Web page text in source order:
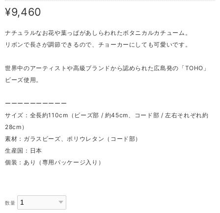
¥9,460
ナチュラルなお花や葉っぱがあしらわれたボタニカルカチューム。
リボンで長さが調節できるので、チョーカーにしても可愛いです。
世界中のアーティストや高級ブランドから認められた広島発の「TOHO」
ビーズ使用。
ーーーーーーーーーー
サイズ：全長約110cm（ビーズ部 / 約45cm、コード部 / 左右それぞれ約
28cm）
素材：ガラスビーズ、ポリウレタン（コード部）
生産国：日本
個装：あり（専用パッケージ入り）
数量